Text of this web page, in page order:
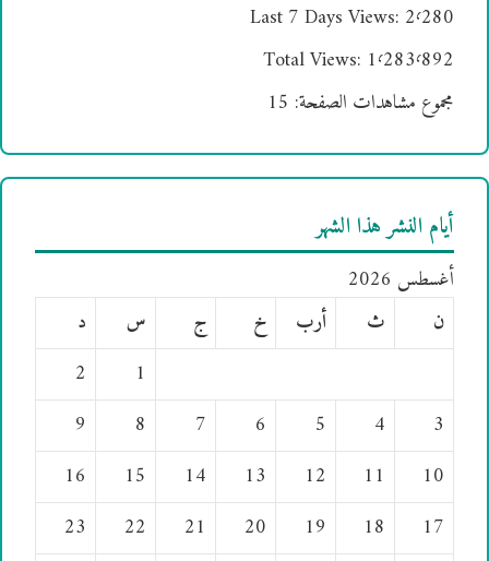
Last 7 Days Views: 2٬280
Total Views: 1٬283٬892
مجموع مشاهدات الصفحة: 15
أيام النشر هذا الشهر
أغسطس 2026
ن
ث أرب خ ج س
د
1
2
3
4
5
6
7
8
9
10
11
12
13
14
15
16
17
18
19
20
21
22
23